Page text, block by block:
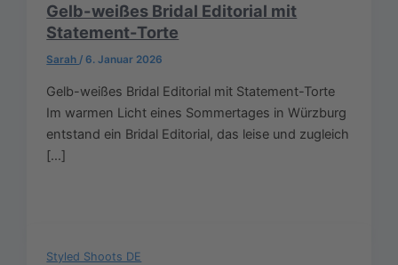
Gelb-weißes Bridal Editorial mit
Statement-Torte
Sarah/6. Januar 2026
Gelb-weißes Bridal Editorial mit Statement-Torte
Im warmen Licht eines Sommertages in Würzburg
entstand ein Bridal Editorial, das leise und zugleich
[…]
Styled Shoots DE